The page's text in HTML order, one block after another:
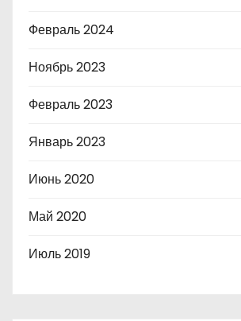
Февраль 2024
Ноябрь 2023
Февраль 2023
Январь 2023
Июнь 2020
Май 2020
Июль 2019